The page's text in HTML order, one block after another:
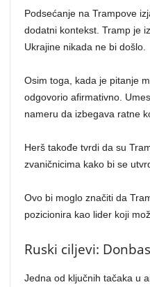
Podsećanje na Trampove
dodatni kontekst. Tramp je
Ukrajine nikada ne bi došlo.
Osim toga, kada je pitanje
odgovorio afirmativno.
nameru da izbegava ratne
Herš takođe tvrdi da su
zvaničnicima kako bi se
Ovo bi moglo značiti da
pozicionira kao lider koji
Ruski ciljevi:
Jedna od ključnih tačaka u